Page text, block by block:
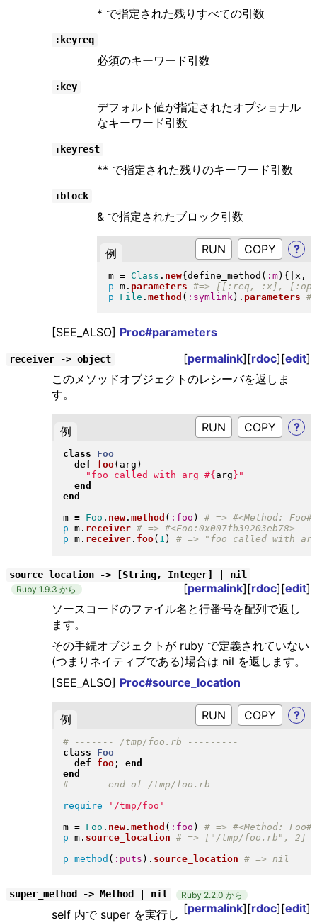
* で指定された残りすべての引数
:keyreq
必須のキーワード引数
:key
デフォルト値が指定されたオプショナル
なキーワード引数
:keyrest
** で指定された残りのキーワード引数
:block
& で指定されたブロック引数
例 RUN ?
m = Class . new{define_method ( :m) {
x, y
p m. parameters
p
File . method ( :symlink ) . parameters
[SEE_ALSO] Proc#parameters
receiver -> object [permalink][rdoc][edit]
このメソッドオブジェクトのレシーバを返しま
す。
例 RUN ?
class
Foo
def
foo( arg )
" foo called with arg #{ arg } "
end
end
m = Foo . new. method ( :foo )
p m. receiver
p m. receiver. foo( 1 )
source_location -> [String, Integer] | nil
Ruby 1.9.3 から [permalink][rdoc][edit]
ソースコードのファイル名と行番号を配列で返し
ます。
その手続オブジェクトが ruby で定義されていない
(つまりネイティブである)場合は nil を返します。
[SEE_ALSO] Proc#source_location
例 RUN ?
class
Foo
def
foo; end
end
require
'/tmp/foo'
m = Foo . new. method ( :foo )
p m. source_location
p method ( :puts ) . source_location
super_method -> Method | nil Ruby 2.2.0 から
[permalink][rdoc][edit]
self 内で super を実行し